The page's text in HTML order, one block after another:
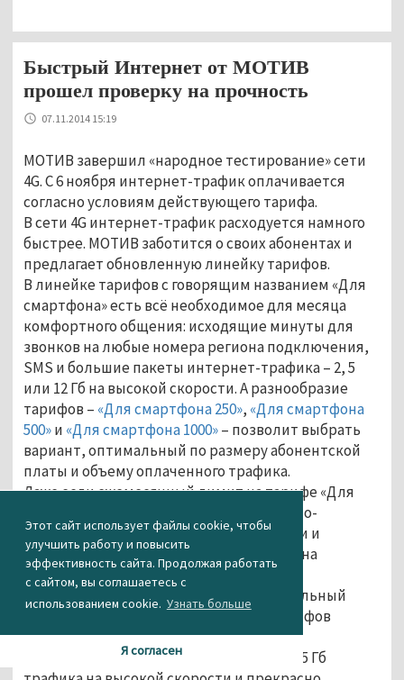
Этот сайт использует файлы cookie, чтобы
улучшить работу и повысить
эффективность сайта. Продолжая работать
с сайтом, вы соглашаетесь с
использованием cookie. Узнать больше
Я согласен
Быстрый Интернет от МОТИВ
прошел проверку на прочность
07.11.2014 15:19
МОТИВ завершил «народное тестирование» сети
4G. С 6 ноября интернет-трафик оплачивается
согласно условиям действующего тарифа.
В сети 4G интернет-трафик расходуется намного
быстрее. МОТИВ заботится о своих абонентах и
предлагает обновленную линейку тарифов.
В линейке тарифов с говорящим названием «Для
смартфона» есть всё необходимое для месяца
комфортного общения: исходящие минуты для
звонков на любые номера региона подключения,
SMS и большие пакеты интернет-трафика – 2, 5
или 12 Гб на высокой скорости. А разнообразие
тарифов – «Для смартфона 250», «Для смартфона
500»и «Для смартфона 1000»– позволит выбрать
вариант, оптимальный по размеру абонентской
платы и объему оплаченного трафика.
Даже если ежемесячный лимит на тарифе «Для
смартфона» будет превышен, абонент по-
прежнему сможет общаться внутри сети и
пользоваться мобильным Интернетом на
скорости до 64 Кбит/сек.
Абоненты, которым нужен только мобильный
Интернет, смогут выбрать один из тарифов
линейки «Для Интернета».
«Для Интернета 250»
предлагает 5 Гб